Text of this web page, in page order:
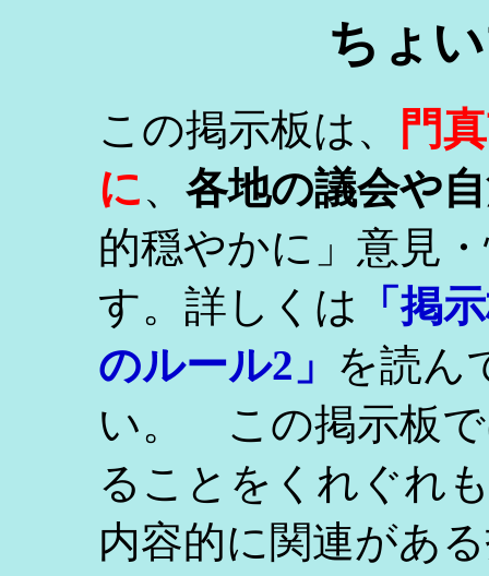
ちょ
この掲示板は、
門
に、 各地の議会や
的穏やかに」意見
す。詳しくは
「掲
のルール2」 を読ん
い。 この掲示板で
ることをくれぐれ
内容的に関連があ